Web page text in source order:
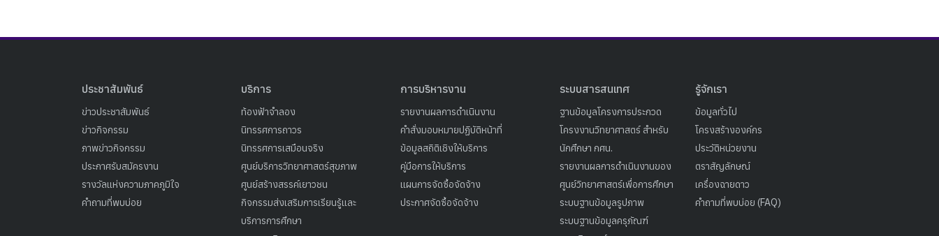
ประชาสัมพันธ์
ข่าวประชาสัมพันธ์
ข่าวกิจกรรม
ภาพข่าวกิจกรรม
ประกาศรับสมัครงาน
รางวัลแห่งความภาคภูมิใจ
คำถามที่พบบ่อย
บริการ
ท้องฟ้าจำลอง
นิทรรศการถาวร
นิทรรศการเสมือนจริง
ศูนย์บริการวิทยาศาสตร์สุขภาพ
ศูนย์สร้างสรรค์เยาวชน
กิจกรรมส่งเสริมการเรียนรู้และ
บริการการศึกษา
การบริหารงาน
รายงานผลการดำเนินงาน
คำสั่งมอบหมายปฏิบัติหน้าที่
ข้อมูลสถิติเชิงให้บริการ
คู่มือการให้บริการ
แผนการจัดซื้อจัดจ้าง
ประกาศจัดซื้อจัดจ้าง
ระบบสารสนเทศ
ฐานข้อมูลโครงการประกวด
โครงงานวิทยาศาสตร์ สำหรับ
นักศึกษา กศน.
รายงานผลการดำเนินงานของ
ศูนย์วิทยาศาสตร์เพื่อการศึกษา
ระบบฐานข้อมูลรูปภาพ
ระบบฐานข้อมูลครุภัณฑ์
รู้จักเรา
ข้อมูลทั่วไป
โครงสร้างองค์กร
ประวัติหน่วยงาน
ตราสัญลักษณ์
เครื่องฉายดาว
คำถามที่พบบ่อย (FAQ)